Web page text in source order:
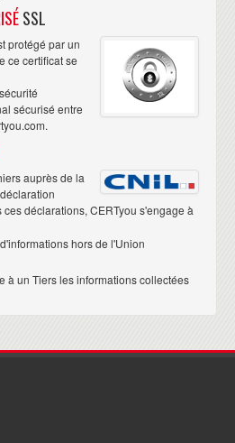
SSL
protégé par un
ce certificat se
sécurisé entre
auprès de la
ces déclarations, CERTyou s'engage à
hors de l'Union
à un Tiers les informations collectées